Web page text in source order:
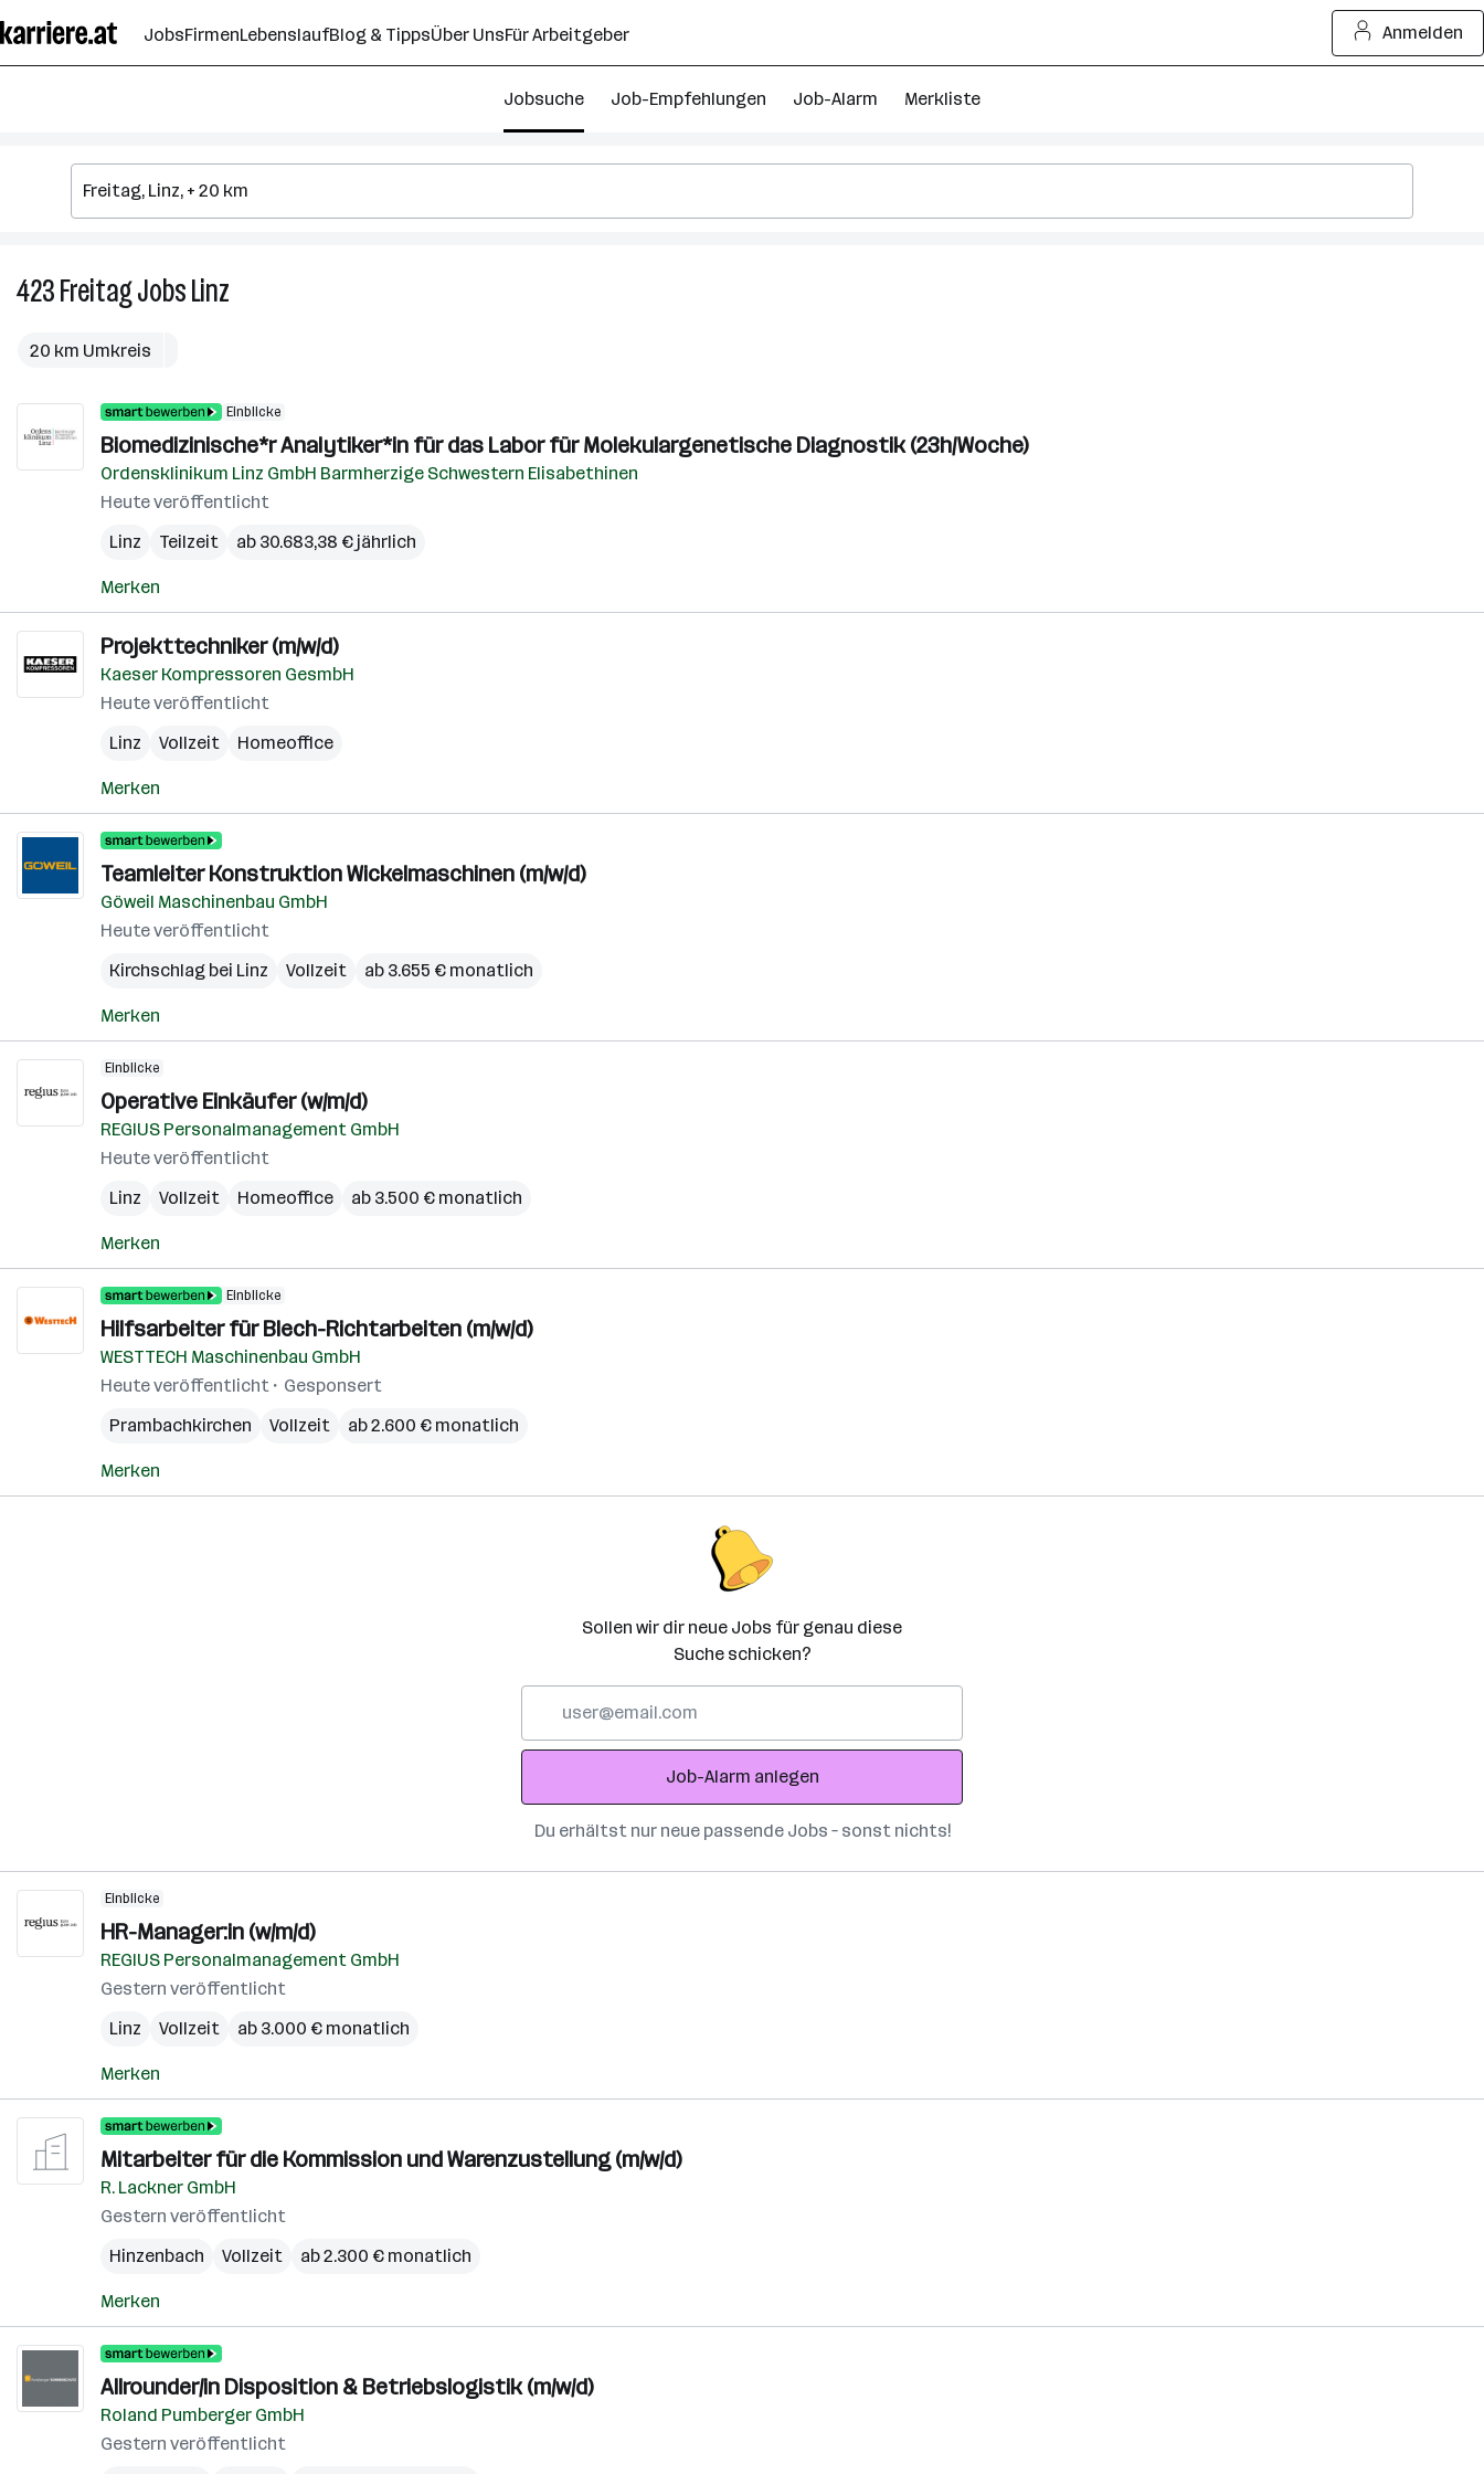
Seiteninhalt
springen
JobsFirmenLebenslaufBlog & TippsÜber UnsFür Arbeitgeber Anmelden
Jobsuche Job-Empfehlungen Job-Alarm Merkliste
423FreitagJobsLinz
20 km Umkreis
Einblicke
Biomedizinische*r Analytiker*in für das Labor für Molekulargenetische Diagnostik (23h/Woche)
Ordensklinikum Linz GmbH Barmherzige Schwestern Elisabethinen
Heute veröffentlicht
Linz
Teilzeit ab 30.683,38 € jährlich
Merken
Projekttechniker (m/w/d)
Kaeser Kompressoren GesmbH
Heute veröffentlicht
Linz
Vollzeit Homeoffice
Merken
Teamleiter Konstruktion Wickelmaschinen (m/w/d)
Göweil Maschinenbau GmbH
Heute veröffentlicht
Kirchschlag bei Linz
Vollzeit ab 3.655 € monatlich
Merken
Einblicke
Operative Einkäufer (w/m/d)
REGIUS Personalmanagement GmbH
Heute veröffentlicht
Linz
Vollzeit Homeoffice ab 3.500 € monatlich
Merken
Einblicke
Hilfsarbeiter für Blech-Richtarbeiten (m/w/d)
WESTTECH Maschinenbau GmbH
Heute veröffentlicht
Gesponsert
Prambachkirchen
Vollzeit ab 2.600 € monatlich
Merken
Sollen wir dir neue Jobs für genau diese
Suche schicken?
Adresse
Job-Alarm anlegen
Du erhältst nur neue passende Jobs – sonst nichts!
Einblicke
HR-Manager:in (w/m/d)
REGIUS Personalmanagement GmbH
Gestern veröffentlicht
Linz
Vollzeit ab 3.000 € monatlich
Merken
Mitarbeiter für die Kommission und Warenzustellung (m/w/d)
R. Lackner GmbH
Gestern veröffentlicht
Hinzenbach
Vollzeit ab 2.300 € monatlich
Merken
Allrounder/in Disposition & Betriebslogistik (m/w/d)
Roland Pumberger GmbH
Gestern veröffentlicht